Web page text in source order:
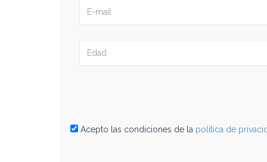
Acepto las condiciones de la politica de